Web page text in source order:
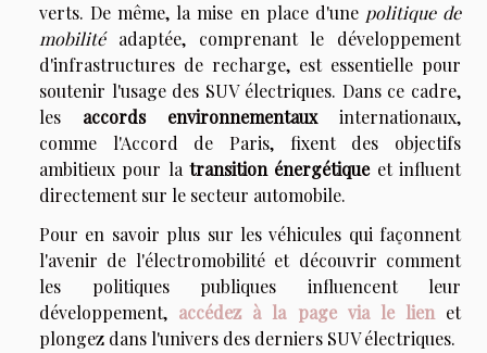
verts. De même, la mise en place d'une politique de
mobilitéadaptée, comprenant le développement
d'infrastructures de recharge, est essentielle pour
soutenir l'usage des SUV électriques. Dans ce cadre,
les accords environnementauxinternationaux,
comme l'Accord de Paris, fixent des objectifs
ambitieux pour la transition énergétiqueet influent
directement sur le secteur automobile.
Pour en savoir plus sur les véhicules qui façonnent
l'avenir de l'électromobilité et découvrir comment
les politiques publiques influencent leur
développement, accédez à la page via le lienet
plongez dans l'univers des derniers SUV électriques.